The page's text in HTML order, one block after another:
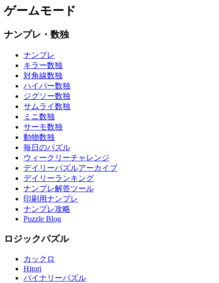
ゲームモード
ナンプレ・数独
ナンプレ
キラー数独
対角線数独
ハイパー数独
ジグソー数独
サムライ数独
ミニ数独
サーモ数独
動物数独
毎日のパズル
ウィークリーチャレンジ
デイリーパズルアーカイブ
デイリーランキング
ナンプレ解答ツール
印刷用ナンプレ
ナンプレ攻略
Puzzle Blog
ロジックパズル
カックロ
Hitori
バイナリーパズル